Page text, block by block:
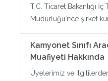
T.C. Ticaret Bakanlığı İç
Müdürlüğü'nce şirket
Kamyonet Sınıfı
Muafiyeti Hakkında
Üyelerimiz ve